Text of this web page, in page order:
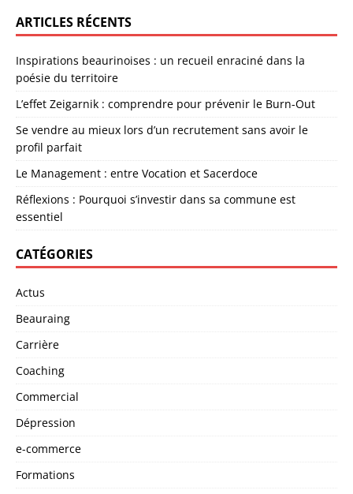
ARTICLES RÉCENTS
Inspirations beaurinoises : un recueil enraciné dans la
poésie du territoire
L’effet Zeigarnik : comprendre pour prévenir le Burn-Out
Se vendre au mieux lors d’un recrutement sans avoir le
profil parfait
Le Management : entre Vocation et Sacerdoce
Réflexions : Pourquoi s’investir dans sa commune est
essentiel
CATÉGORIES
Actus
Beauraing
Carrière
Coaching
Commercial
Dépression
e-commerce
Formations